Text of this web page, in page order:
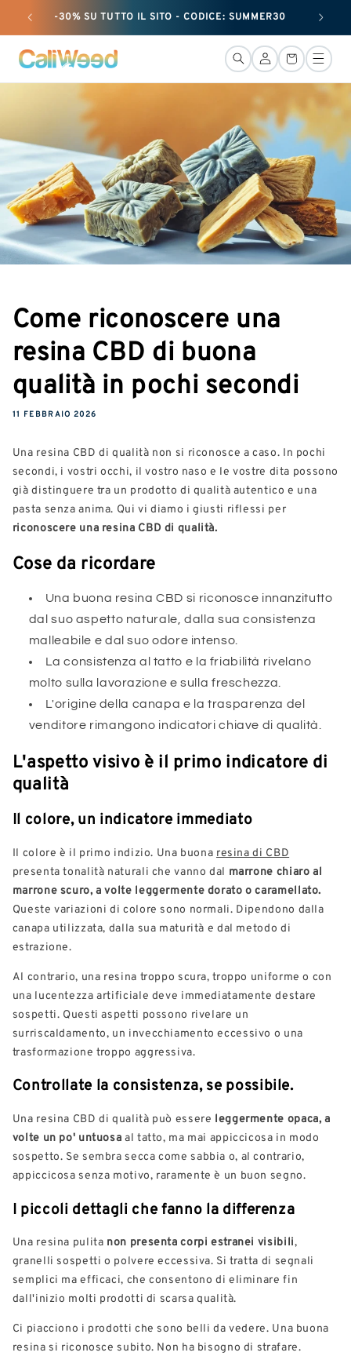
e passare
contenuto
-30% SU TUTTO IL SITO - CODICE: SUMMER30 + 50
Connessione
Cestino
Come riconoscere una
resina CBD di buona
qualità in pochi secondi
11 FEBBRAIO 2026
Una resina CBD di qualità non si riconosce a caso. In pochi
secondi, i vostri occhi, il vostro naso e le vostre dita possono
già distinguere tra un prodotto di qualità autentico e una
pasta senza anima. Qui vi diamo i giusti riflessi per
riconoscere una resina CBD di qualità.
Cose da ricordare
Una buona resina CBD si riconosce innanzitutto
dal suo aspetto naturale, dalla sua consistenza
malleabile e dal suo odore intenso.
La consistenza al tatto e la friabilità rivelano
molto sulla lavorazione e sulla freschezza.
L'origine della canapa e la trasparenza del
venditore rimangono indicatori chiave di qualità.
L'aspetto visivo è il primo indicatore di
qualità
Il colore, un indicatore immediato
Il colore è il primo indizio. Una buona resina di CBD
presenta tonalità naturali che vanno dal marrone chiaro al
marrone scuro, a volte leggermente dorato o caramellato.
Queste variazioni di colore sono normali. Dipendono dalla
canapa utilizzata, dalla sua maturità e dal metodo di
estrazione.
Al contrario, una resina troppo scura, troppo uniforme o con
una lucentezza artificiale deve immediatamente destare
sospetti. Questi aspetti possono rivelare un
surriscaldamento, un invecchiamento eccessivo o una
trasformazione troppo aggressiva.
Controllate la consistenza, se possibile.
Una resina CBD di qualità può essere leggermente opaca, a
volte un po' untuosaal tatto, ma mai appiccicosa in modo
sospetto. Se sembra secca come sabbia o, al contrario,
appiccicosa senza motivo, raramente è un buon segno.
I piccoli dettagli che fanno la differenza
Una resina pulita non presenta corpi estranei visibili,
granelli sospetti o polvere eccessiva. Si tratta di segnali
semplici ma efficaci, che consentono di eliminare fin
dall'inizio molti prodotti di scarsa qualità.
Ci piacciono i prodotti che sono belli da vedere. Una buona
resina si riconosce subito. Non ha bisogno di strafare.